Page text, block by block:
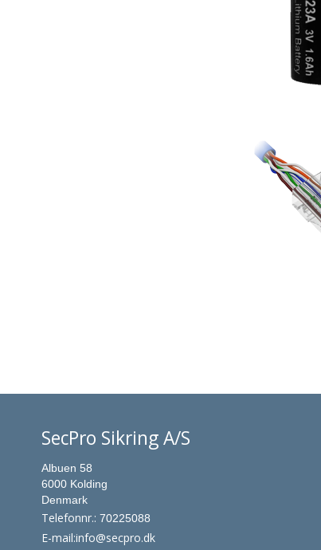
SecPro Sikring A/S
Albuen 58
6000 Kolding
Denmark
Telefonnr.: 70225088
E-mail:info@secpro.dk